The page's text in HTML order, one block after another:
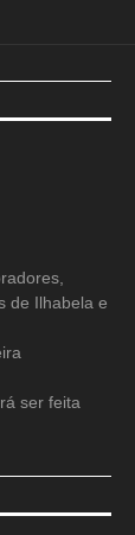
de Ilhabela e
ser feita